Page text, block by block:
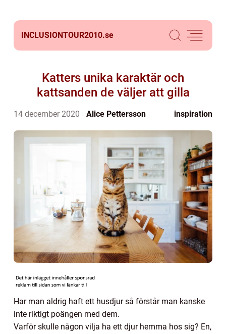
INCLUSIONTOUR2010.se
Katters unika karaktär och
kattsanden de väljer att gilla
14 december 2020 Alice Pettersson inspiration
Har man aldrig haft ett husdjur så förstår man kanske
inte riktigt poängen med dem.
Varför skulle någon vilja ha ett djur hemma hos sig? En,